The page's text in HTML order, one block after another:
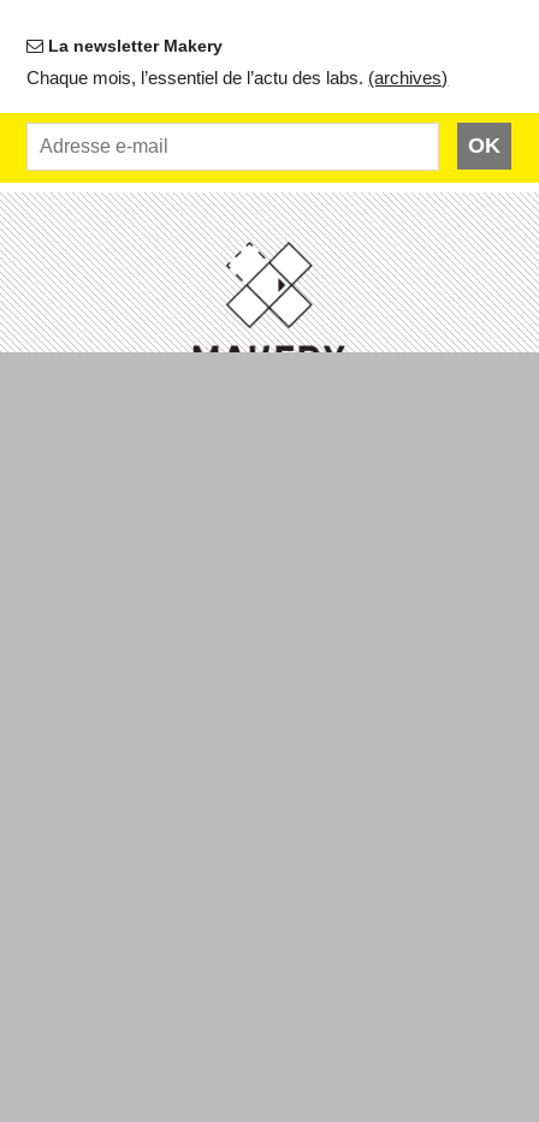
La newsletter Makery
Chaque mois, l’es­sen­tiel de l’actu des labs. (ar­chives)
OK